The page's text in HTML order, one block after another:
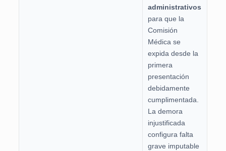
administrativos
para que la
Comisión
Médica se
expida desde la
primera
presentación
debidamente
cumplimentada.
La demora
injustificada
configura falta
grave imputable